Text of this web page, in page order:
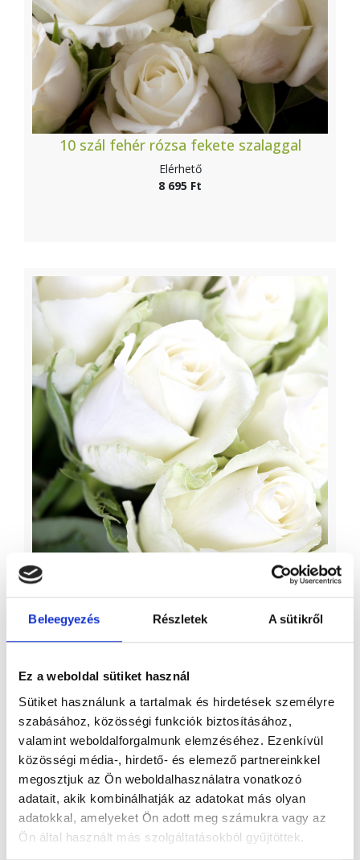
Beleegyezés Részletek A sütikről
Ez a weboldal sütiket használ
Sütiket használunk a tartalmak és hirdetések személyre
szabásához, közösségi funkciók biztosításához,
valamint weboldalforgalmunk elemzéséhez. Ezenkívül
közösségi média-, hirdető- és elemező partnereinkkel
megosztjuk az Ön weboldalhasználatra vonatkozó
adatait, akik kombinálhatják az adatokat más olyan
adatokkal, amelyeket Ön adott meg számukra vagy az
Ön által használt más szolgáltatásokból gyűjtöttek.
10 szál fehér rózsa fekete szalaggal
Elérhető
8 695 Ft
20 szál fehér rózsa fekete szalaggal
16 830 Ft